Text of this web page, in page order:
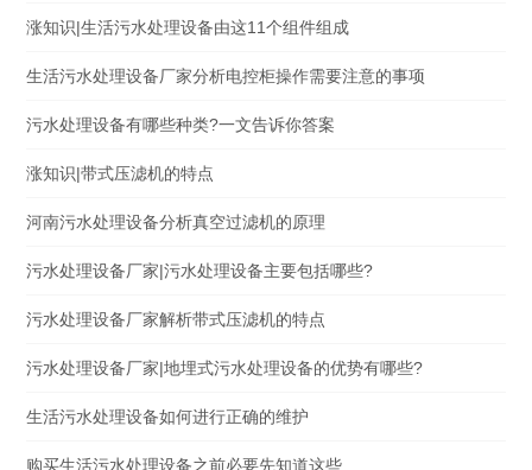
涨知识|生活污水处理设备由这11个组件组成
生活污水处理设备厂家分析电控柜操作需要注意的事项
污水处理设备有哪些种类?一文告诉你答案
涨知识|带式压滤机的特点
河南污水处理设备分析真空过滤机的原理
污水处理设备厂家|污水处理设备主要包括哪些?
污水处理设备厂家解析带式压滤机的特点
污水处理设备厂家|地埋式污水处理设备的优势有哪些?
生活污水处理设备如何进行正确的维护
购买生活污水处理设备之前必要先知道这些